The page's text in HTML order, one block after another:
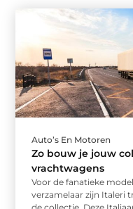
Auto’s En Motoren
Zo bouw je jouw
vrachtwagens
Voor de fanatieke
verzamelaar zijn Italeri